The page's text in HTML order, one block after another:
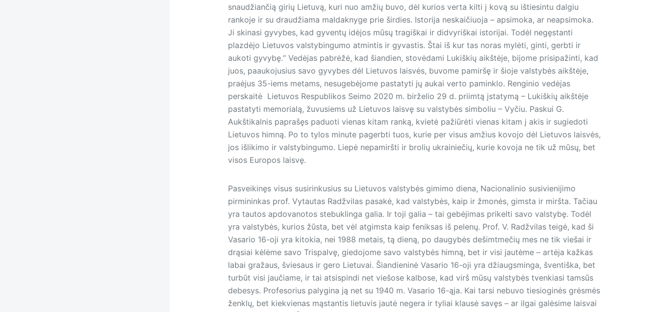
snaudžiančią girių Lietuvą, kuri nuo amžių buvo, dėl kurios verta kilti į kovą su ištiesintu dalgiu
rankoje ir su draudžiama maldaknyge prie širdies. Istorija neskaičiuoja – apsimoka, ar neapsimoka.
Ji skinasi gyvybes, kad gyventų idėjos mūsų tragiškai ir didvyriškai istorijai. Todėl negęstanti
plazdėjo Lietuvos valstybingumo atmintis ir gyvastis. Štai iš kur tas noras mylėti, ginti, gerbti ir
aukoti gyvybę.“ Vedėjas pabrėžė, kad šiandien, stovėdami Lukiškių aikštėje, bijome prisipažinti, kad
juos, paaukojusius savo gyvybes dėl Lietuvos laisvės, buvome pamiršę ir šioje valstybės aikštėje,
praėjus 35-iems metams, nesugebėjome pastatyti jų aukai verto paminklo. Renginio vedėjas
perskaitė Lietuvos Respublikos Seimo 2020 m. birželio 29 d. priimtą įstatymą – Lukiškių aikštėje
pastatyti memorialą, žuvusiems už Lietuvos laisvę su valstybės simboliu – Vyčiu. Paskui G.
Aukštikalnis paprašęs paduoti vie­nas kitam ranką, kvietė pažiūrėti vienas kitam į akis ir sugiedoti
Lietuvos himną. Po to tylos minute pagerbti tuos, kurie per visus amžius kovojo dėl Lietuvos laisvės,
jos išlikimo ir valstybingumo. Liepė nepamiršti ir brolių ukrainiečių, kurie kovoja ne tik už mūsų, bet
visos Europos laisvę.
Pasveikinęs visus susirinkusius su Lietuvos valstybės gimimo diena, Nacionalinio susivienijimo
pirmininkas prof. Vytautas Radžvilas pasakė, kad valstybės, kaip ir žmonės, gimsta ir miršta. Tačiau
yra tautos apdovanotos stebuklinga galia. Ir toji galia – tai gebėjimas prikelti savo valstybę. Todėl
yra valstybės, kurios žūsta, bet vėl atgimsta kaip feniksas iš pelenų. Prof. V. Radžvilas teigė, kad ši
Vasario 16-oji yra kitokia, nei 1988 metais, tą dieną, po daugybės dešimtmečių mes ne tik viešai ir
drąsiai kėlėme savo Trispalvę, giedojome savo valstybės himną, bet ir visi jautėme – artėja kažkas
labai gražaus, šviesaus ir gero Lietuvai. Šiandieninė Vasario 16-oji yra džiaugsminga, šventiška, bet
turbūt visi jaučiame, ir tai atsispindi net viešose kalbose, kad virš mūsų valstybės tvenkiasi tamsūs
debesys. Profesorius palygina ją net su 1940 m. Vasario 16-ąja. Kai tarsi nebuvo tiesioginės grėsmės
ženklų, bet kiekvienas mąstantis lietuvis jautė negera ir tyliai klausė savęs – ar ilgai galėsime laisvai